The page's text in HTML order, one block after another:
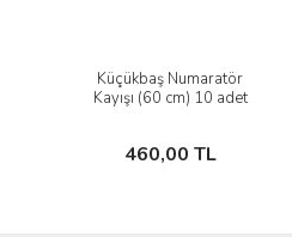
Küçükbaş Numaratör
Kayışı (60 cm) 10 adet
460,00 TL
İncele
Sepete Ekle